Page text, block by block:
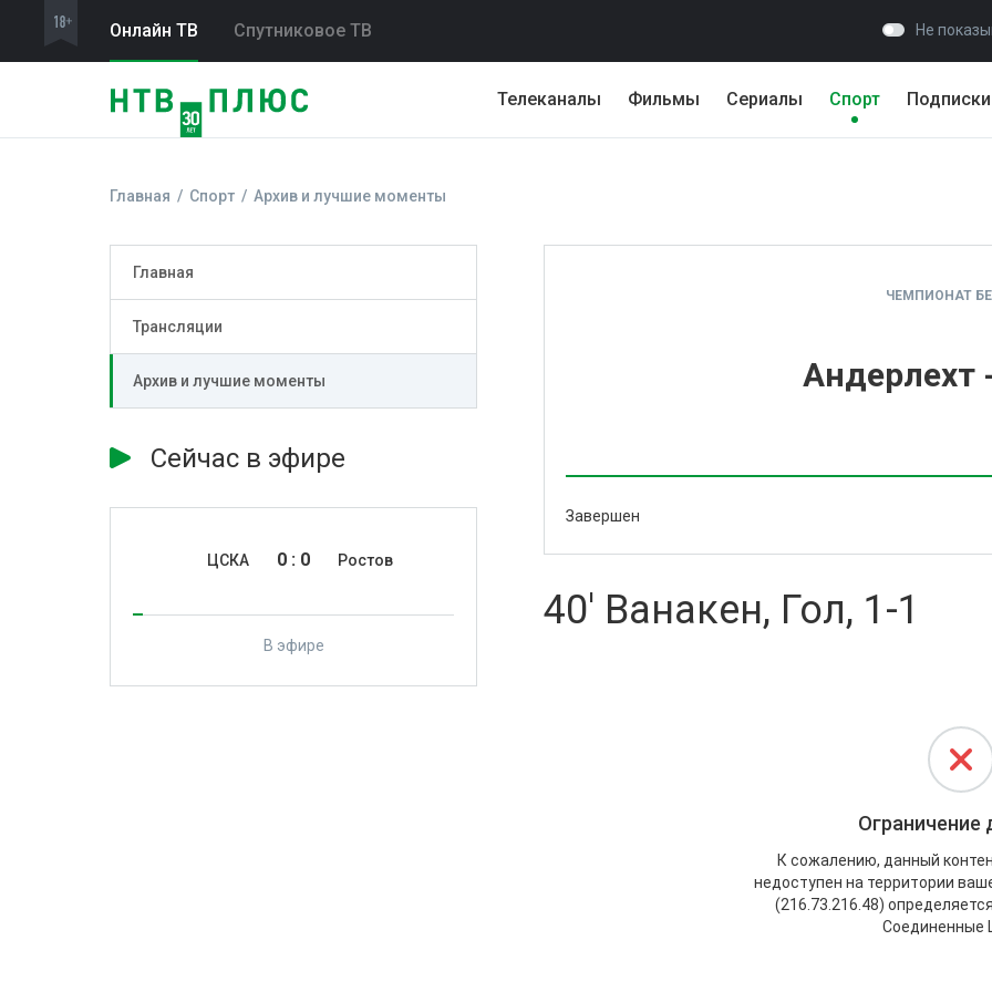
Онлайн ТВ Спутниковое ТВ Не
Телеканалы Фильмы Сериалы Спорт Подписки
Главная Спорт Архив и лучшие моменты
Главная
Трансляции
Архив и лучшие моменты
Сейчас в эфире
ЦСКА Ростов
0 : 0
В эфире
ЧЕМПИОНАТ
Андерлехт
Завершен
40' Ванакен, Гол, 1-1